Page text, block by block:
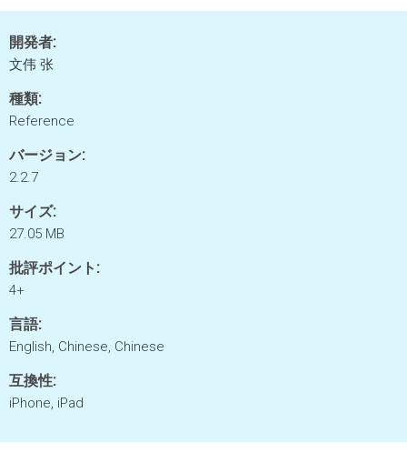
開発者:
文伟 张
種類:
Reference
バージョン:
2.2.7
サイズ:
27.05 MB
批評ポイント:
4+
言語:
English, Chinese, Chinese
互換性:
iPhone, iPad